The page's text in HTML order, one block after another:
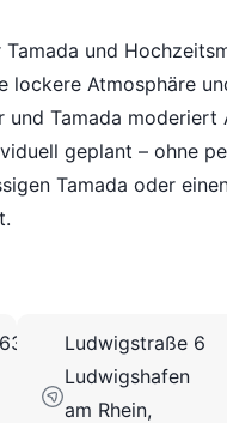
und
lockere Atmosphäre
Tamada moderiert
geplant – ohne
Tamada oder
Ludwigstraße 6
Ludwigshafen
am Rhein,